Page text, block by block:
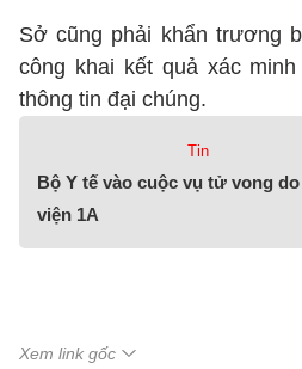
Sở cũng phải khẩn trương
công khai kết quả xác
thông tin đại chúng.
Tin
Bộ Y tế vào cuộc vụ tử vong
viện 1A
Xem link gốc